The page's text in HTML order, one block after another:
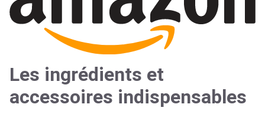
Les ingrédients et
accessoires indispensables